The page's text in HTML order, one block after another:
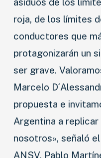
roja, de los límites
conductores que
protagonizarán un
ser grave.
Marcelo
propuesta e
Argentina a
nosotros», señaló
ANSV, Pablo